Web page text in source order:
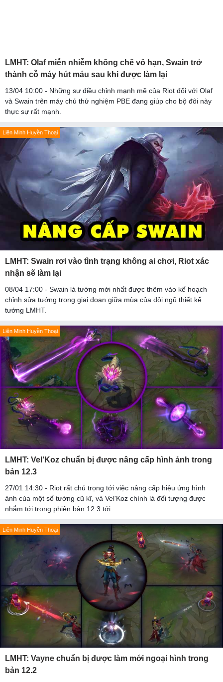
LMHT: Olaf miễn nhiễm khống chế vô hạn, Swain trở
thành cỗ máy hút máu sau khi được làm lại
13/04 10:00 - Những sự điều chỉnh mạnh mẽ của Riot đối với Olaf
và Swain trên máy chủ thử nghiệm PBE đang giúp cho bộ đôi này
thực sự rất mạnh.
Liên Minh Huyền Thoại
LMHT: Swain rơi vào tình trạng không ai chơi, Riot xác
nhận sẽ làm lại
08/04 17:00 - Swain là tướng mới nhất được thêm vào kế hoạch
chỉnh sửa tướng trong giai đoạn giữa mùa của đội ngũ thiết kế
tướng LMHT.
Liên Minh Huyền Thoại
LMHT: Vel’Koz chuẩn bị được nâng cấp hình ảnh trong
bản 12.3
27/01 14:30 - Riot rất chú trọng tới việc nâng cấp hiệu ứng hình
ảnh của một số tướng cũ kĩ, và Vel'Koz chính là đối tượng được
nhắm tới trong phiên bản 12.3 tới.
Liên Minh Huyền Thoại
LMHT: Vayne chuẩn bị được làm mới ngoại hình trong
bản 12.2